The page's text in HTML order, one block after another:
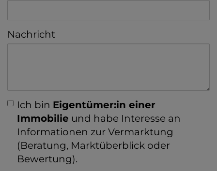
Nachricht
Ich bin Eigentümer:in einer
Immobilie und habe Interesse an
Informationen zur Vermarktung
(Beratung, Marktüberblick oder
Bewertung).